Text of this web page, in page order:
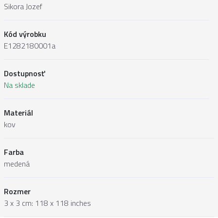
Sikora Jozef
Kód výrobku
E1282180001a
Dostupnosť
Na sklade
Materiál
kov
Farba
medená
Rozmer
3 x 3 cm: 118 x 118 inches